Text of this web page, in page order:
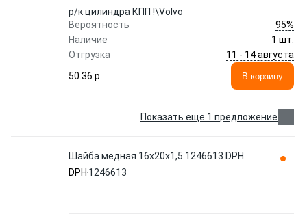
р/к цилиндра КПП !\Volvo
Вероятность
95%
Наличие
1 шт.
Отгрузка
11 - 14 августа
50.36 p.
В корзину
Показать еще 1 предложение
Шайба медная 16х20x1,5 1246613 DPH
DPH 1246613